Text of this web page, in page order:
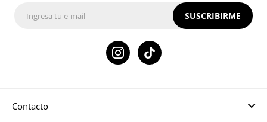
Contacto
SUSCRIBIRME
